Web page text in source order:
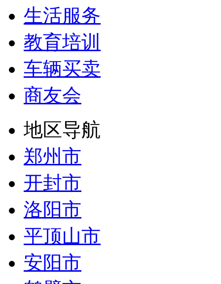
生活服务
教育培训
车辆买卖
商友会
地区导航
郑州市
开封市
洛阳市
平顶山市
安阳市